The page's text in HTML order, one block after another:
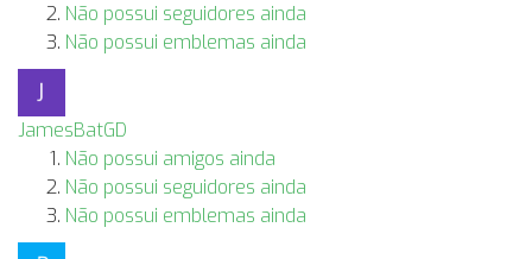
Não possui seguidores ainda
Não possui emblemas ainda
JamesBatGD
Não possui amigos ainda
Não possui seguidores ainda
Não possui emblemas ainda